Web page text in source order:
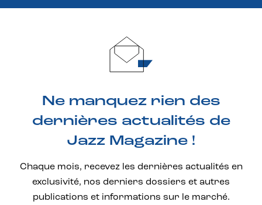
Ne manquez rien des
dernières actualités de
Jazz Magazine !
Chaque mois, recevez les dernières actualités en
exclusivité, nos derniers dossiers et autres
publications et informations sur le marché.